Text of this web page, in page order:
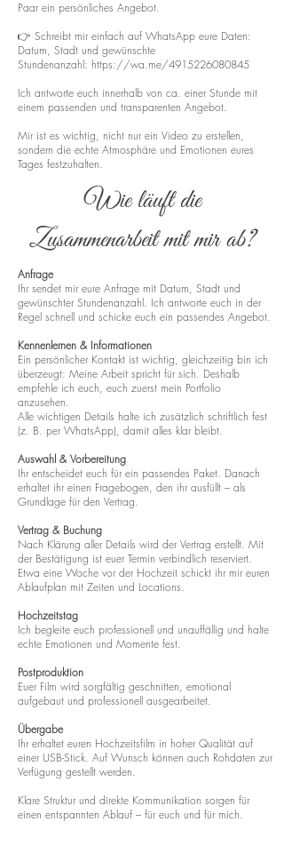
Paar ein persönliches Angebot.
👉 Schreibt mir einfach auf WhatsApp eure Daten:
Datum, Stadt und gewünschte
Stundenanzahl: https://wa.me/4915226080845
Ich antworte euch innerhalb von ca. einer Stunde mit
einem passenden und transparenten Angebot.
Mir ist es wichtig, nicht nur ein Video zu erstellen,
sondern die echte Atmosphäre und Emotionen eures
Tages festzuhalten.
Wie läuft die
Zusammenarbeit mit mir ab?
Anfrage
Ihr sendet mir eure Anfrage mit Datum, Stadt und
gewünschter Stundenanzahl. Ich antworte euch in der
Regel schnell und schicke euch ein passendes Angebot.
Kennenlernen & Informationen
Ein persönlicher Kontakt ist wichtig, gleichzeitig bin ich
überzeugt: Meine Arbeit spricht für sich. Deshalb
empfehle ich euch, euch zuerst mein Portfolio
anzusehen.
Alle wichtigen Details halte ich zusätzlich schriftlich fest
(z. B. per WhatsApp), damit alles klar bleibt.
Auswahl & Vorbereitung
Ihr entscheidet euch für ein passendes Paket. Danach
erhaltet ihr einen Fragebogen, den ihr ausfüllt – als
Grundlage für den Vertrag.
Vertrag & Buchung
Nach Klärung aller Details wird der Vertrag erstellt. Mit
der Bestätigung ist euer Termin verbindlich reserviert.
Etwa eine Woche vor der Hochzeit schickt ihr mir euren
Ablaufplan mit Zeiten und Locations.
Hochzeitstag
Ich begleite euch professionell und unauffällig und halte
echte Emotionen und Momente fest.
Postproduktion
Euer Film wird sorgfältig geschnitten, emotional
aufgebaut und professionell ausgearbeitet.
Übergabe
Ihr erhaltet euren Hochzeitsfilm in hoher Qualität auf
einer USB-Stick. Auf Wunsch können auch Rohdaten zur
Verfügung gestellt werden.
Klare Struktur und direkte Kommunikation sorgen für
einen entspannten Ablauf – für euch und für mich.